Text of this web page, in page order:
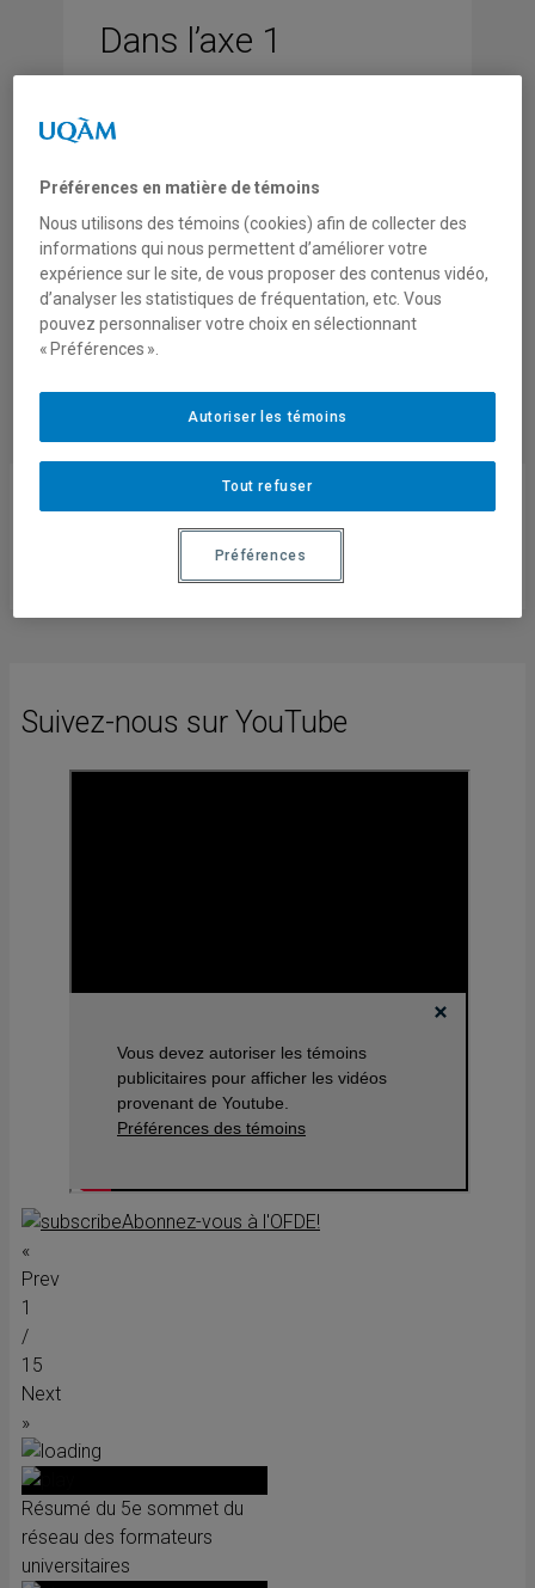
Dans l’axe 1
Formation des adultes (FGA, FPT)
Cégep
Université
Suivez-nous sur Facebook
Suivez-nous sur YouTube
Vous devez autoriser les témoins
publicitaires pour afficher les vidéos
provenant de Youtube.
Préférences des témoins
Abonnez-vous à l'OFDE!
«
Prev
1
/
15
Next
»
Résumé du 5e sommet du
réseau des formateurs
universitaires
Préférences en matière de témoins
Nous utilisons des témoins (cookies) afin de collecter des
informations qui nous permettent d’améliorer votre
expérience sur le site, de vous proposer des contenus vidéo,
d’analyser les statistiques de fréquentation, etc. Vous
pouvez personnaliser votre choix en sélectionnant
« Préférences ».
Tout refuser
Autoriser les témoins
Préférences